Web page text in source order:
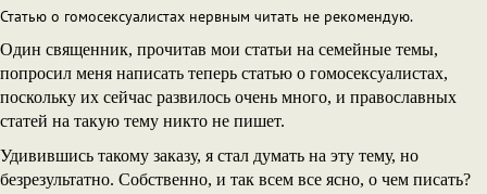
Статью о гомосексуалистах нервным читать не рекомендую.
Один священник, прочитав мои статьи на семейные темы,
попросил меня написать теперь статью о гомосексуалистах,
поскольку их сейчас развилось очень много, и православных
статей на такую тему никто не пишет.
Удивившись такому заказу, я стал думать на эту тему, но
безрезультатно. Собственно, и так всем все ясно, о чем писать?